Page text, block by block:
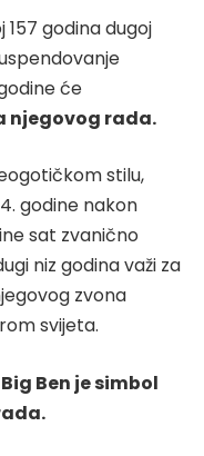
157 godina dugoj
će
njegovog rada.
stilu,
godine nakon
sat zvanično
niz godina važi za
zvona
svijeta.
Big Ben je simbol